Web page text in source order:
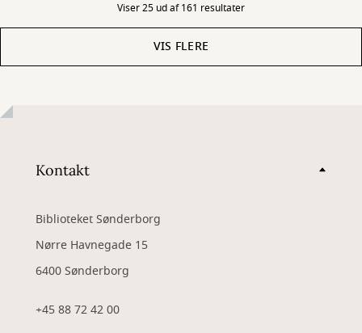
Viser 25 ud af 161 resultater
VIS FLERE
Kontakt
Biblioteket Sønderborg
Nørre Havnegade 15
6400 Sønderborg
+45 88 72 42 00